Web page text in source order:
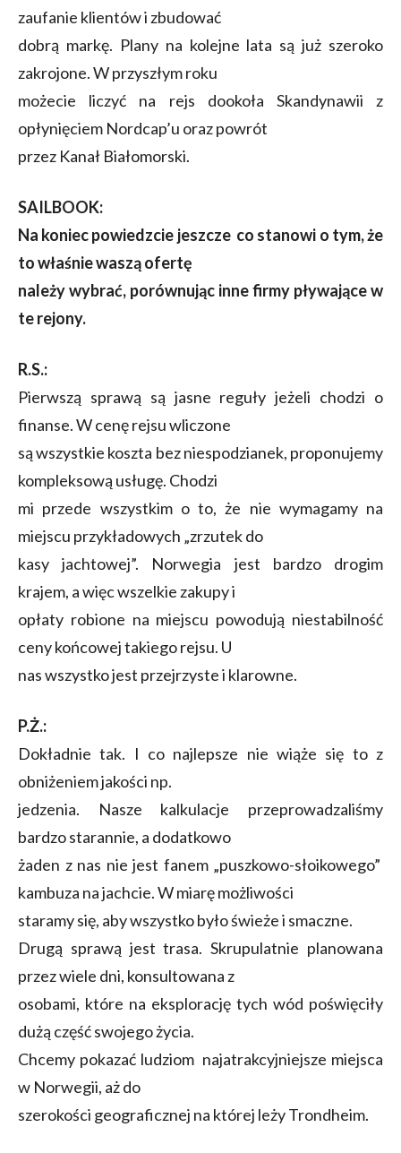
zaufanie klientów i zbudować
dobrą markę. Plany na kolejne lata są już szeroko
zakrojone. W przyszłym roku
możecie liczyć na rejs dookoła Skandynawii z
opłynięciem Nordcap’u oraz powrót
przez Kanał Białomorski.
SAILBOOK:
Na koniec powiedzcie jeszcze co stanowi o tym, że
to właśnie waszą ofertę
należy wybrać, porównując inne firmy pływające w
te rejony.
R.S.:
Pierwszą sprawą są jasne reguły jeżeli chodzi o
finanse. W cenę rejsu wliczone
są wszystkie koszta bez niespodzianek, proponujemy
kompleksową usługę. Chodzi
mi przede wszystkim o to, że nie wymagamy na
miejscu przykładowych „zrzutek do
kasy jachtowej”. Norwegia jest bardzo drogim
krajem, a więc wszelkie zakupy i
opłaty robione na miejscu powodują niestabilność
ceny końcowej takiego rejsu. U
nas wszystko jest przejrzyste i klarowne.
P.Ż.:
Dokładnie tak. I co najlepsze nie wiąże się to z
obniżeniem jakości np.
jedzenia. Nasze kalkulacje przeprowadzaliśmy
bardzo starannie, a dodatkowo
żaden z nas nie jest fanem „puszkowo-słoikowego”
kambuza na jachcie. W miarę możliwości
staramy się, aby wszystko było świeże i smaczne.
Drugą sprawą jest trasa. Skrupulatnie planowana
przez wiele dni, konsultowana z
osobami, które na eksplorację tych wód poświęciły
dużą część swojego życia.
Chcemy pokazać ludziom najatrakcyjniejsze miejsca
w Norwegii, aż do
szerokości geograficznej na której leży Trondheim.